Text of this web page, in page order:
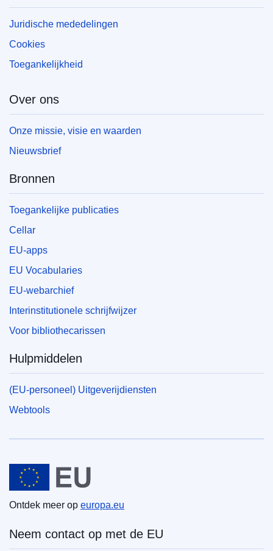
EDITION : 827da182-fb8c-11f0-8da5-01aa75ed71a1
Juridische mededelingen
Cookies
Toegankelijkheid
Over ons
Onze missie, visie en waarden
Nieuwsbrief
Bronnen
Toegankelijke publicaties
Cellar
EU-apps
EU Vocabularies
EU-webarchief
Interinstitutionele schrijfwijzer
Voor bibliothecarissen
Hulpmiddelen
(EU-personeel) Uitgeverijdiensten
Webtools
Europese Unie
Ontdek meer op europa.eu
Neem contact op met de EU